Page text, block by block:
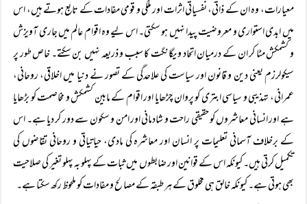
معیارات، وہ ان کے ذاتی، نفسیاتی اثرات اور ملکی و قومی مفادات کے تابع ہوتے ہیں، اس
میں ابدی استواری و معروضیت پیدا نہیں ہو سکتی۔ اس لیے وہ اقوام عالم میں جاری آویزش
و کشمکش مٹا کر ان کے درمیان اتحاد و یگانگت کا سبب و ذریعہ نہیں بن سکتے۔ خاص طور پر
سیکولرزم یعنی دین و قانون اور سیاست کی علاحدگی کے تصور نے دنیا میں اخلاقی، روحانی،
عمرانی، تہذیبی و سیاسی ابتری کو پروان چڑھایا اور اقوام کے مابین کشمکش و مخاصمت کو بڑھایا
ہے اور انسانی معاشروں کو حقیقی راحت و شادمانی اور امن و سکون سے دور کر دیا ہے۔ اس
کے برخلاف آسمانی تعلیمات پر انسان اور معاشرہ کی مادی، حیاتیاتی و روحانی تقاضوں کی
تکمیل کرتی ہیں۔ کیونکہ اس کے قوانین اور ضابطوں میں ثبات کے پہلو بہ پہلو تغیر کی صلاحیت
بھی ہوتی ہے۔ کیونکہ خالق ہی مخلوق کے ہر طبقہ کے مصالح و مفادات کو ملحوظ رکھ سکتا ہے۔